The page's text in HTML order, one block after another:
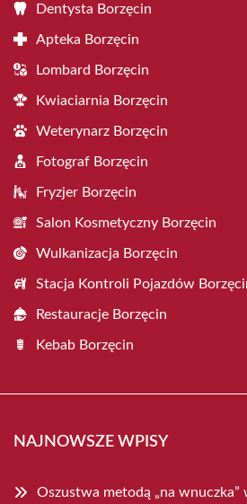
Dentysta Borzęcin
Apteka Borzęcin
Lombard Borzęcin
Kwiaciarnia Borzęcin
Weterynarz Borzęcin
Fotograf Borzęcin
Fryzjer Borzęcin
Salon Kosmetyczny Borzęcin
Wulkanizacja Borzęcin
Stacja Kontroli Pojazdów
Restauracje Borzęcin
Kebab Borzęcin
NAJNOWSZE WPISY
Oszustwa metodą „na